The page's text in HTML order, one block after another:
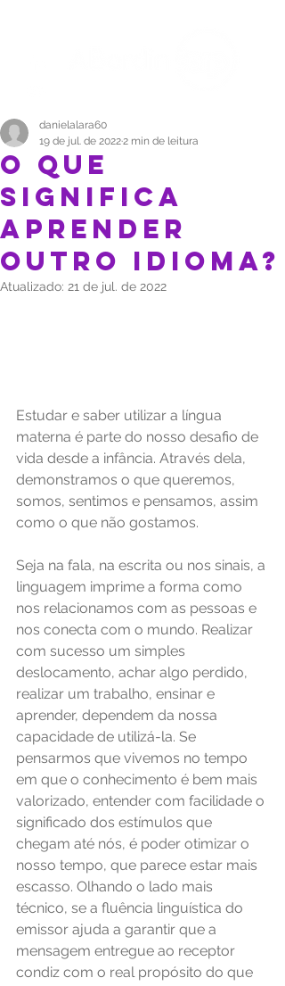
O QUE
SIGNIFICA
APRENDER
OUTRO IDIOMA?
danielalara60
19 de jul. de 20222 min de leitura
Atualizado: 21 de jul. de 2022
Estudar e saber utilizar a língua
materna é parte do nosso desafio de
vida desde a infância. Através dela,
demonstramos o que queremos,
somos, sentimos e pensamos, assim
como o que não gostamos.
Seja na fala, na escrita ou nos sinais, a
linguagem imprime a forma como
nos relacionamos com as pessoas e
nos conecta com o mundo. Realizar
com sucesso um simples
deslocamento, achar algo perdido,
realizar um trabalho, ensinar e
aprender, dependem da nossa
capacidade de utilizá-la. Se
pensarmos que vivemos no tempo
em que o conhecimento é bem mais
valorizado, entender com facilidade o
significado dos estímulos que
chegam até nós, é poder otimizar o
nosso tempo, que parece estar mais
escasso. Olhando o lado mais
técnico, se a fluência linguística do
emissor ajuda a garantir que a
mensagem entregue ao receptor
condiz com o real propósito do que